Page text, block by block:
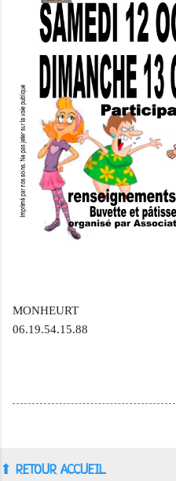
MONHEURT
06.19.54.15.88
⬆︎ RETOUR ACCUEIL